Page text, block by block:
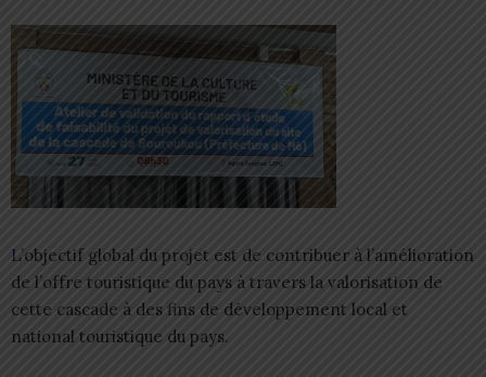
L’objectif global du projet est de contribuer à l’amélioration
de l’offre touristique du pays à travers la valorisation de
cette cascade à des fins de développement local et
national touristique du pays.